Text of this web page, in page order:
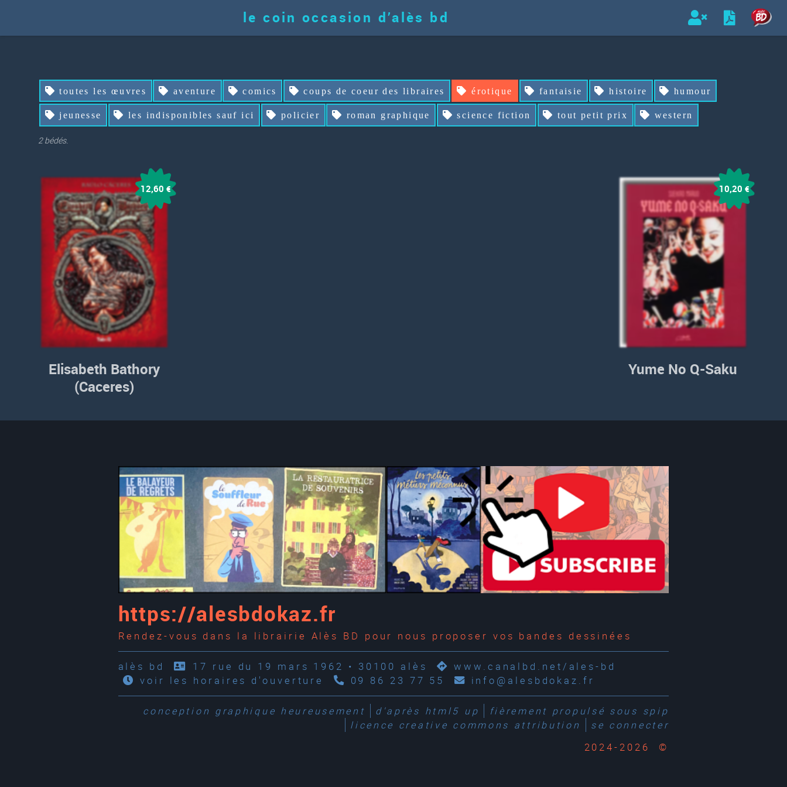
le coin occasion d’alès bd
toutes les œuvres aventure comics coups de coeur des libraires érotique fantaisie histoire humour
jeunesse les indisponibles sauf ici policier roman graphique science fiction tout petit prix western
2 bédés.
12,60 €
Elisabeth Bathory
(Caceres)
10,20 €
Yume No Q-Saku
https://alesbdokaz.fr
Rendez-vous dans la librairie Alès BD pour nous proposer vos bandes dessinées
alès bd 17 rue du 19 mars 1962 • 30100 alès
www.canalbd.net/ales-bd
voir les horaires d'ouverture
09 86 23 77 55 info@alesbdokaz.fr
conception graphique heureusement d'après html5 up fièrement propulsé sous spip
licence creative commons attribution
se connecter
2024-2026 ©